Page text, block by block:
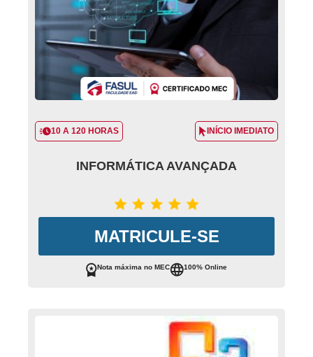
10 A 120 HORAS INÍCIO IMEDIATO
INFORMÁTICA AVANÇADA
MATRICULE-SE
Nota máxima no MEC 100% Online